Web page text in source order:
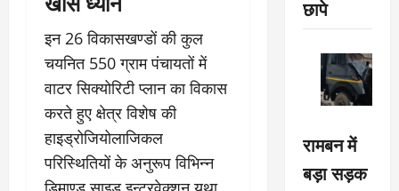
इन 26 विकासखण्डों की कुल
चयनित 550 ग्राम पंचायतों में
वाटर सिक्योरिटी प्लान का विकास
करते हुए क्षेत्र विशेष की
हाइड्रोजियोलाजिकल
परिस्थितियों के अनुरूप विभिन्न
छापे
रामबन में
बड़ा सड़क